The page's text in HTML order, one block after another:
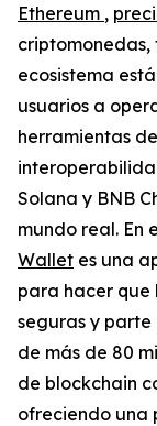
Ethereum ,
criptomonedas,
ecosistema
usuarios a
herramientas
Solana y BNB
mundo real. En
Wallet es una
para hacer que
seguras y parte
de más de 80
de blockchain
ofreciendo una